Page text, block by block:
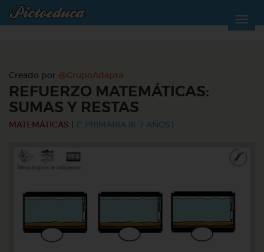
Creado por @GrupoAdapta
REFUERZO MATEMÁTICAS:
SUMAS Y RESTAS
MATEMÁTICAS 1º PRIMARIA (6-7 AÑOS)